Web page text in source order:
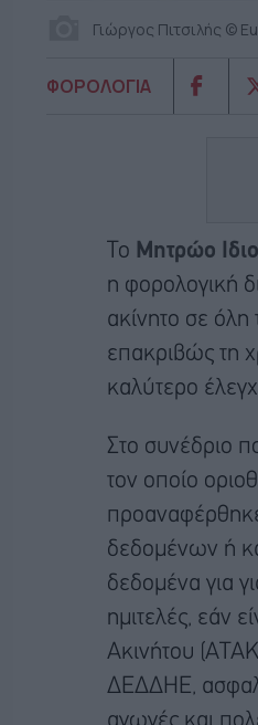
Γιώργος Πιτσιλής ©
ΦΟΡΟΛΟΓΙΑ
Το Μητρώο
η φορολογική
ακίνητο σε όλη
επακριβώς τη
καλύτερο
Στο συνέδριο
τον οποίο
δεδομένων ή
δεδομένα για
ημιτελές, εάν
Ακινήτου
ΔΕΔΔΗΕ,